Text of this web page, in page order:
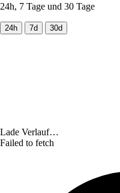
24h, 7 Tage und 30 Tage
24h 7d 30d
Lade Verlauf…
Failed to fetch